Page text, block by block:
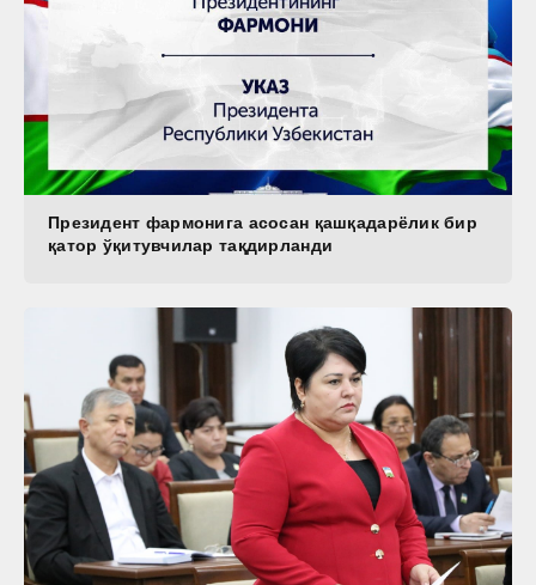
Президент фармонига асосан қашқадарёлик бир
қатор ўқитувчилар тақдирланди